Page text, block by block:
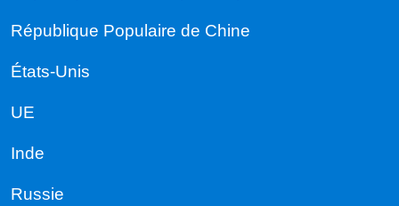
République Populaire de Chine
États-Unis
UE
Inde
Russie